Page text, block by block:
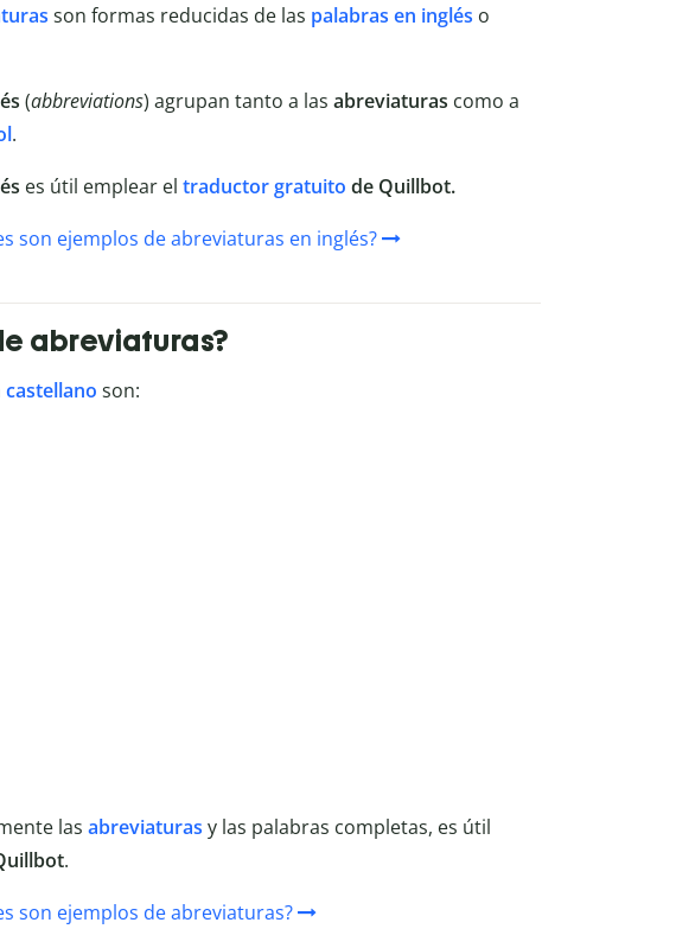
son formas reducidas de las palabras en inglés o
(abbreviations) agrupan tanto a las abreviaturas como a
.
es útil emplear el traductor gratuito de Quillbot.
son ejemplos de abreviaturas en inglés?
abreviaturas?
castellano son:
las abreviaturas y las palabras completas, es útil
.
son ejemplos de abreviaturas?